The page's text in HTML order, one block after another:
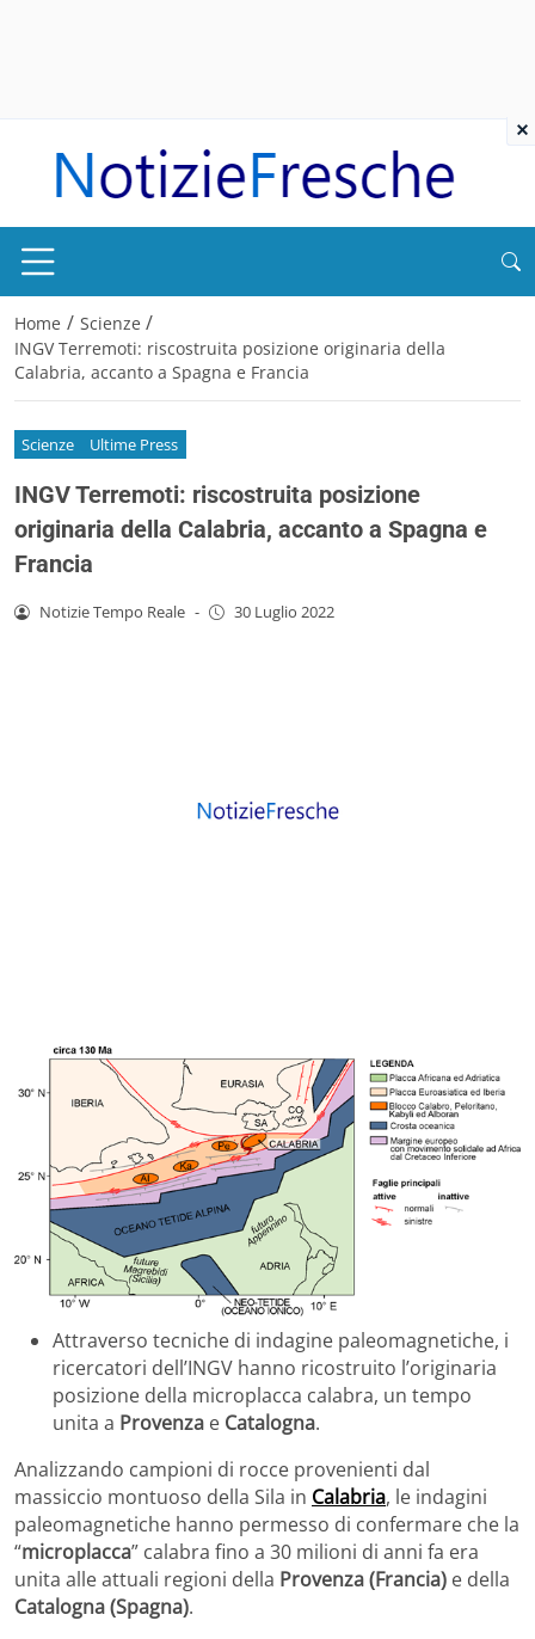
Home / Scienze /
INGV Terremoti: riscostruita posizione originaria della
Calabria, accanto a Spagna e Francia
Scienze Ultime Press
INGV Terremoti: riscostruita posizione
originaria della Calabria, accanto a Spagna e
Francia
Notizie Tempo Reale - 30 Luglio 2022
Attraverso tecniche di indagine paleomagnetiche, i
ricercatori dell’INGV hanno ricostruito l’originaria
posizione della microplacca calabra, un tempo
unita a Provenza e Catalogna.
Analizzando campioni di rocce provenienti dal
massiccio montuoso della Sila in Calabria, le indagini
paleomagnetiche hanno permesso di confermare che la
“microplacca” calabra fino a 30 milioni di anni fa era
unita alle attuali regioni della Provenza (Francia) e della
Catalogna (Spagna).
×